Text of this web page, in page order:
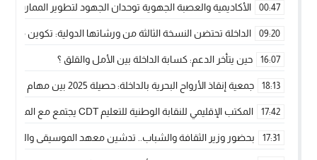
00:47 الأكاديمية والعصبة الجهوية توحدان الجهود لتطوير الممارسة
09:20 الداخلة تحتضن النسخة الثالثة من ورشاتها الدولية: تكوين
16:07 حين يتأخر الدعم: كسابة الداخلة بين الأمل والقلق ؟
18:13 جمعية إنقاذ الأرواح البحرية بالداخلة: حصيلة 2025 بين مهام الإنقاذ ومشروع “دار البحار”
17:42 المكتب الإقليمي للنقابة الوطنية للتعليم CDT يجتمع مع المدير الإقليمي لمناقشة ملفات جوهرية لنساء ورجال التعليم
17:31 بحضور وزير الثقافة والشباب.. تدشين معهد الموسيقى والفنون